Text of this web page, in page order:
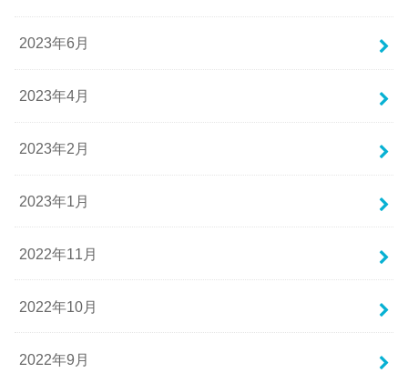
2023年6月
2023年4月
2023年2月
2023年1月
2022年11月
2022年10月
2022年9月